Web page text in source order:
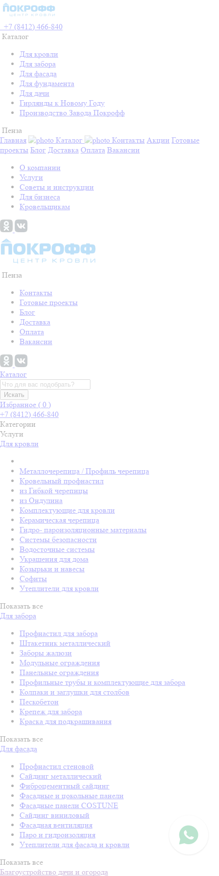
+7 (8412) 466-840
Каталог
Для кровли
Для забора
Для фасада
Для фундамента
Для дачи
Гирлянды к Новому Году
Производство Завода Покрофф
Пенза
Главная
Каталог Контакты Акции Готовые
проекты Блог Доставка Оплата Вакансии
О компании
Услуги
Советы и инструкции
Для бизнеса
Кровельщикам
Пенза
Контакты
Готовые проекты
Блог
Доставка
Оплата
Вакансии
Каталог
Искать
Избранное ( 0 )
+7 (8412) 466-840
Категории
Услуги
Для кровли
Металлочерепица / Профиль черепица
Кровельный профнастил
из Гибкой черепицы
из Ондулина
Комплектующие для кровли
Керамическая черепица
Гидро- пароизоляционные материалы
Системы безопасности
Водосточные системы
Украшения для дома
Козырьки и навесы
Софиты
Утеплители для кровли
Показать все
Для забора
Профнастил для забора
Штакетник металлический
Заборы жалюзи
Модульные ограждения
Панельные ограждения
Профильные трубы и комплектующие для забора
Колпаки и заглушки для столбов
Пескобетон
Крепеж для забора
Краска для подкрашивания
Показать все
Для фасада
Профнастил стеновой
Сайдинг металлический
Фиброцементный сайдинг
Фасадные и цокольные панели
Фасадные панели COSTUNE
Сайдинг виниловый
Фасадная вентиляция
Паро и гидроизоляция
Утеплители для фасада и кровли
Показать все
Благоустройство дачи и огорода